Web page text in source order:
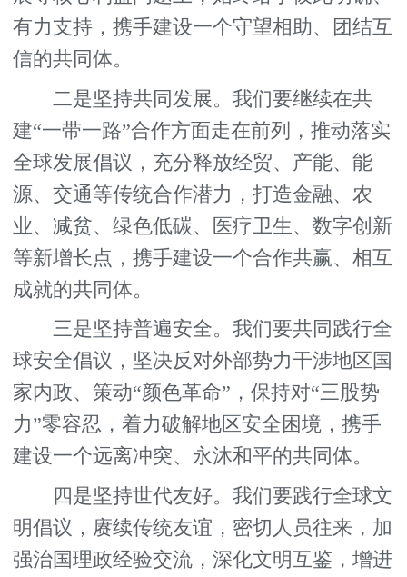
有力支持，携手建设一个守望相助、团结互
信的共同体。
二是坚持共同发展。我们要继续在共
建“一带一路”合作方面走在前列，推动落实
全球发展倡议，充分释放经贸、产能、能
源、交通等传统合作潜力，打造金融、农
业、减贫、绿色低碳、医疗卫生、数字创新
等新增长点，携手建设一个合作共赢、相互
成就的共同体。
三是坚持普遍安全。我们要共同践行全
球安全倡议，坚决反对外部势力干涉地区国
家内政、策动“颜色革命”，保持对“三股势
力”零容忍，着力破解地区安全困境，携手
建设一个远离冲突、永沐和平的共同体。
四是坚持世代友好。我们要践行全球文
明倡议，赓续传统友谊，密切人员往来，加
强治国理政经验交流，深化文明互鉴，增进